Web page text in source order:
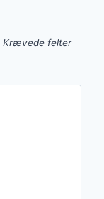
Krævede felter